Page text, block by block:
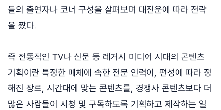
들의 출연자나 코너 구성을 살펴보며 대진운에 따라 전략
을 짰다.
즉 전통적인 TV나 신문 등 레거시 미디어 시대의 콘텐츠
기획이란 특정한 매체에 속한 전문 인력이, 편성에 따라 정
해진 장르, 시간대에 맞는 콘텐츠를, 경쟁사 콘텐츠보다 더
많은 사람들이 시청 및 구독하도록 기획하고 제작하는 일